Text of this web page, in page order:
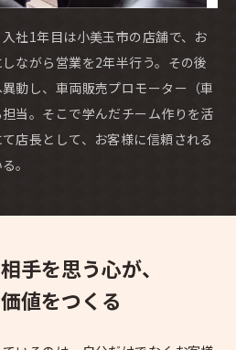
社1年目は小美玉市の店舗で、お
ながら営業を2年半行う。その後
動し、車両販売プロモーター（車
当。そこで学んだチーム作りを活
店長として、お客様に信頼される
。
手を思う心が、
値をつくる